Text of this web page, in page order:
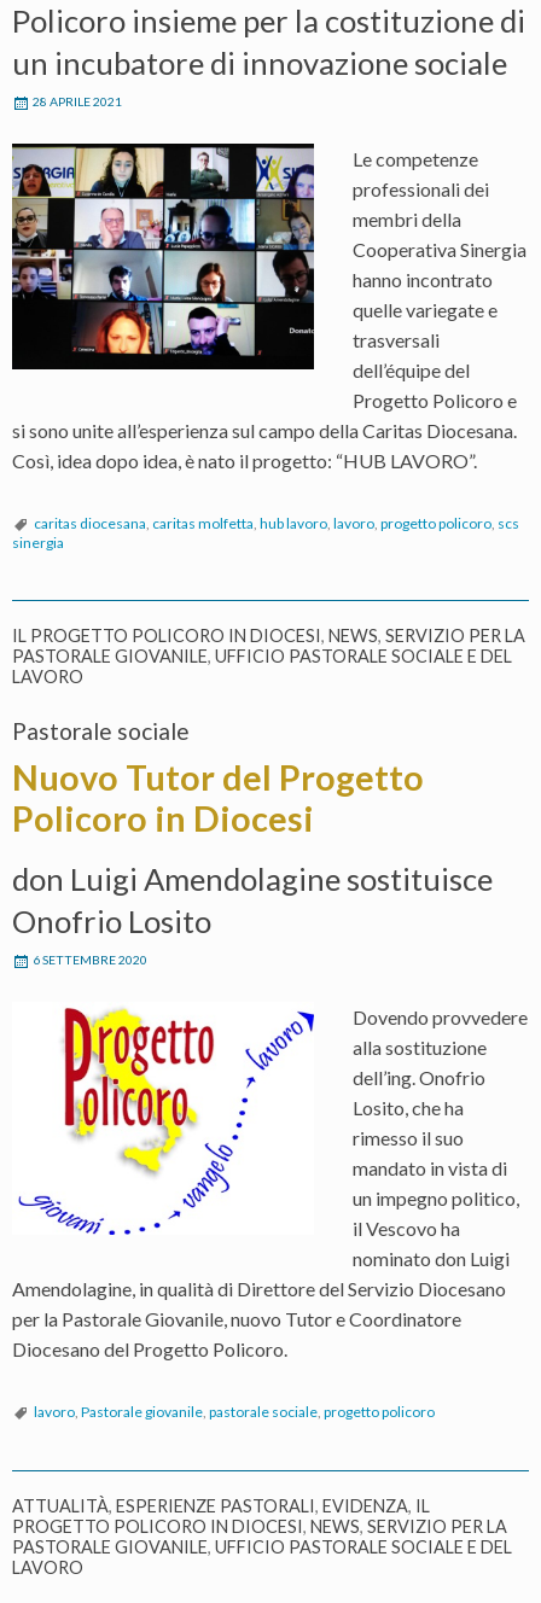
Policoro insieme per la costituzione di
un incubatore di innovazione sociale
28 APRILE 2021
Le competenze
professionali dei
membri della
Cooperativa Sinergia
hanno incontrato
quelle variegate e
trasversali
dell’équipe del
Progetto Policoro e
si sono unite all’esperienza sul campo della Caritas Diocesana.
Così, idea dopo idea, è nato il progetto: “HUB LAVORO”.
caritas diocesana caritas molfetta hub lavoro lavoro progetto policoro scs
sinergia
IL PROGETTO POLICORO IN DIOCESI, NEWS, SERVIZIO PER LA
PASTORALE GIOVANILE, UFFICIO PASTORALE SOCIALE E DEL
LAVORO
Pastorale sociale
Nuovo Tutor del Progetto
Policoro in Diocesi
don Luigi Amendolagine sostituisce
Onofrio Losito
6 SETTEMBRE 2020
Dovendo provvedere
alla sostituzione
dell’ing. Onofrio
Losito, che ha
rimesso il suo
mandato in vista di
un impegno politico,
il Vescovo ha
nominato don Luigi
Amendolagine, in qualità di Direttore del Servizio Diocesano
per la Pastorale Giovanile, nuovo Tutor e Coordinatore
Diocesano del Progetto Policoro.
lavoro Pastorale giovanile pastorale sociale progetto policoro
ATTUALITÀ, ESPERIENZE PASTORALI, EVIDENZA, IL
PROGETTO POLICORO IN DIOCESI, NEWS, SERVIZIO PER LA
PASTORALE GIOVANILE, UFFICIO PASTORALE SOCIALE E DEL
LAVORO